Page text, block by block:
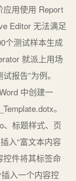
应用使用 Report
Editor 无法满足
个测试样本生成
就派上用场
报告”为例。
中创建一
。
、标题样式、页
入“富文本内容
控件将其标签命
入一个内容控